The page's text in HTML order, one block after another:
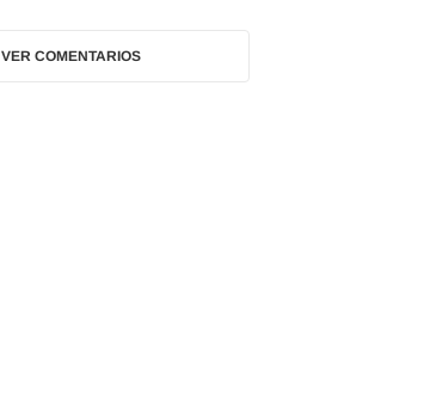
VER COMENTARIOS